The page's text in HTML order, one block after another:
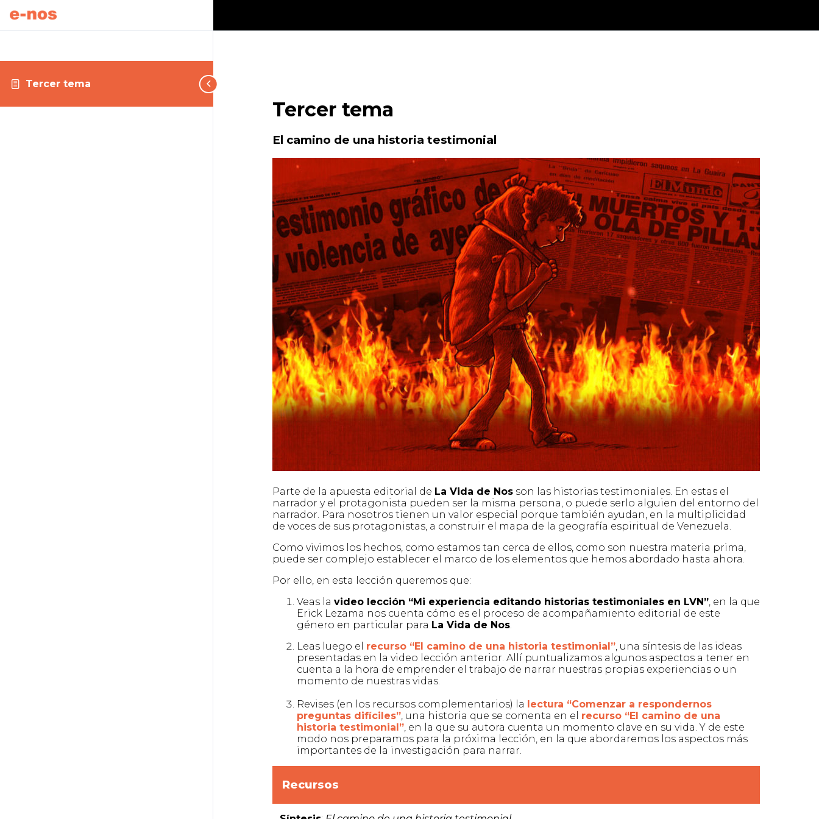
Tercer tema
Tercer tema
El camino de una historia testimonial
Parte de la apuesta editorial de La Vida de Nos son las historias testimoniales. En estas el
narrador y el protagonista pueden ser la misma persona, o puede serlo alguien del entorno del
narrador. Para nosotros tienen un valor especial porque también ayudan, en la multiplicidad
de voces de sus protagonistas, a construir el mapa de la geografía espiritual de Venezuela.
Como vivimos los hechos, como estamos tan cerca de ellos, como son nuestra materia prima,
puede ser complejo establecer el marco de los elementos que hemos abordado hasta ahora.
Por ello, en esta lección queremos que:
Veas la video lección “Mi experiencia editando historias testimoniales en LVN ”, en la que
Erick Lezama nos cuenta cómo es el proceso de acompañamiento editorial de este
género en particular para La Vida de Nos.
Leas luego el recurso “El camino de una historia testimonial ”, una síntesis de las ideas
presentadas en la video lección anterior. Allí puntualizamos algunos aspectos a tener en
cuenta a la hora de emprender el trabajo de narrar nuestras propias experiencias o un
momento de nuestras vidas.
Revises (en los recursos complementarios) la
lectura “Comenzar a respondernos
preguntas difíciles”, una historia que se comenta en el recurso “El camino de una
historia testimonial”, en la que su autora cuenta un momento clave en su vida. Y de este
modo nos preparamos para la próxima lección, en la que abordaremos los aspectos más
importantes de la investigación para narrar.
Recursos